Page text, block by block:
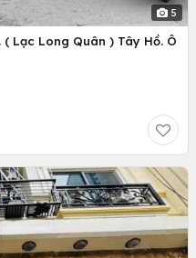
5
Lạc Long Quân ) Tây Hồ. Ô